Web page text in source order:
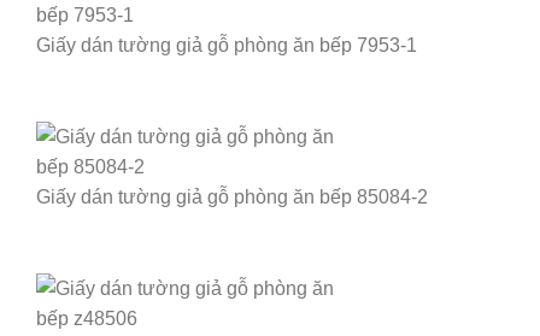
Giấy dán tường giả gỗ phòng ăn bếp 7953-1
Giấy dán tường giả gỗ phòng ăn bếp 85084-2